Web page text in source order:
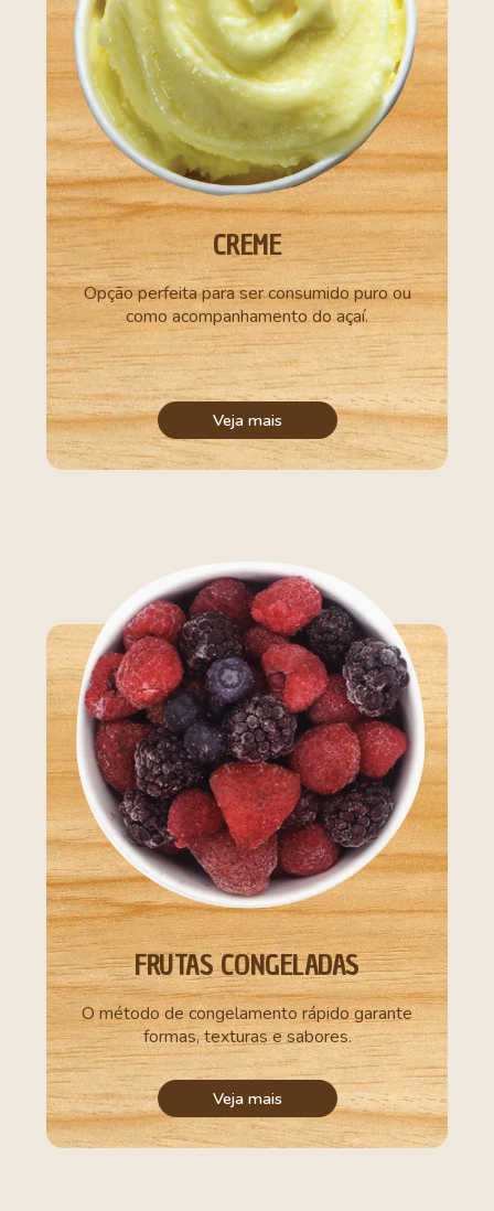
CREME
Opção perfeita para ser consumido puro ou
como acompanhamento do açaí.
Veja mais
FRUTAS CONGELADAS
O método de congelamento rápido garante
formas, texturas e sabores.
Veja mais